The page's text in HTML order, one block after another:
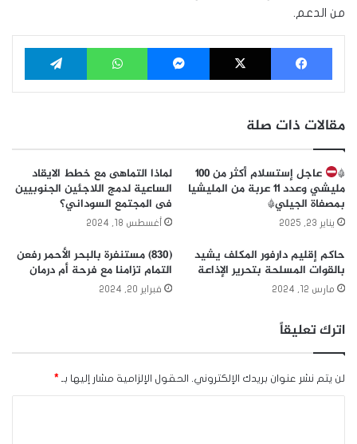
من الدعم.
فيسبوك ‫X ماسنجر واتساب
مقالات ذات صلة
*
عاجل إستسلام أكثر من ١٠٠
مليشي وعدد ١١ عربة من المليشيا
بمصفاة الجيلي*
يناير 23, 2025
لماذا التماهى مع خطط الايقاد
الساعية لدمج اللاجئين الجنوبيين
فى المجتمع السوداني؟
أغسطس 18, 2024
حاكم إقليم دارفور المكلف يشيد
بالقوات المسلحة بتحرير الإذاعة
مارس 12, 2024
(830) مستنفرة بالبحر الأحمر رفعن
التمام تزامنا مع فرحة أم درمان
فبراير 20, 2024
اترك تعليقاً
لن يتم نشر عنوان بريدك الإلكتروني. الحقول الإلزامية مشار إليها بـ *